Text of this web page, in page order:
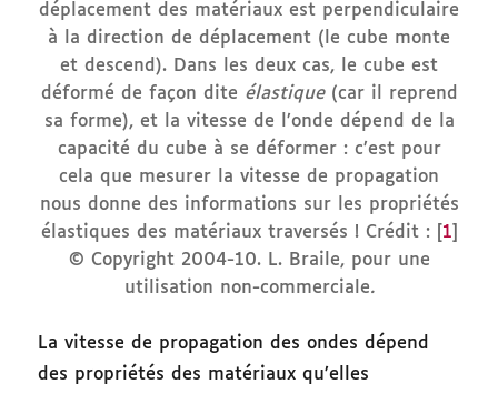
déplacement des matériaux est perpendiculaire
à la direction de déplacement (le cube monte
et descend). Dans les deux cas, le cube est
déformé de façon dite élastique (car il reprend
sa forme), et la vitesse de l’onde dépend de la
capacité du cube à se déformer : c’est pour
cela que mesurer la vitesse de propagation
nous donne des informations sur les propriétés
élastiques des matériaux traversés ! Crédit : [ 1
© Copyright 2004-10. L. Braile, pour une
utilisation non-commerciale.
La vitesse de propagation des ondes dépend
des propriétés des matériaux qu’elles